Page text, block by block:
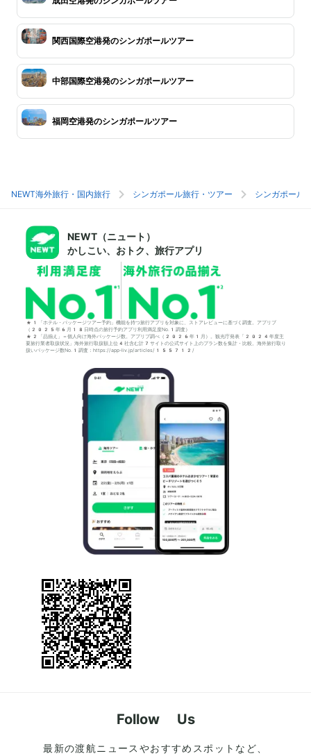
関西国際空港発のシンガポールツアー
中部国際空港発のシンガポールツアー
福岡空港発のシンガポールツアー
NEWT海外旅行・国内旅行 シンガポール旅行・ツアー シンガポール
NEWT（ニュート）
かしこい、おトク、旅行アプリ
*1「ホテル・パッケージツアー予約」機能を持つ旅行アプリを対象に、ストアレビューに基づく調査。アプリブ
（2025年6月18日時点の旅行予約アプリ利用満足度No.1調査）
*2「品揃え」＝個人向け海外パッケージ数。アプリブ調べ（2026年1月）。観光庁発表「2024年度主
要旅行業者取扱状況」海外旅行取扱額上位4社含む計7サイトの公式サイト上のプラン数を集計・比較。海外旅行取り
扱いパッケージ数No.1調査：https://app-liv.jp/articles/155712/
Follow Us
最新の渡航ニュースやおすすめスポットなど、